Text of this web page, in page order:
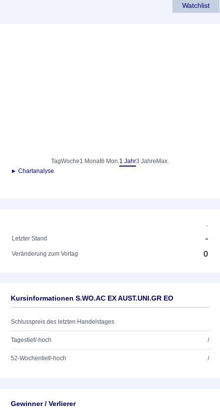
Watchlist
TagWoche1 Monat6 Mon.1 Jahr3 Jahre Max.
► Chartanalyse
-
Letzter Stand
-
Veränderung zum Vortag 0
Kursinformationen S.WO.AC EX AUST.UNI.GR EO
Schlusspreis des letzten Handelstages
Tagestief/-hoch /
52-Wochentief/-hoch /
Gewinner / Verlierer